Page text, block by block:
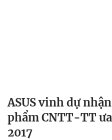
ASUS vinh dự
phẩm CNTT-TT
2017